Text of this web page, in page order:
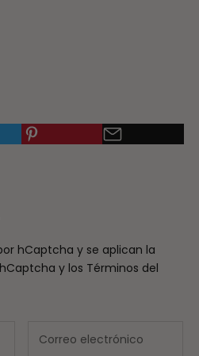
hCaptcha y se aplican la
y los Términos del